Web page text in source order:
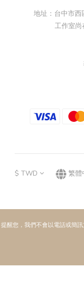
地址：台中市
工作室尚
$ TWD 繁體
提醒您，我們不會以電話或簡